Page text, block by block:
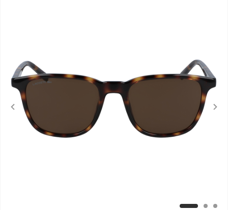
Previous